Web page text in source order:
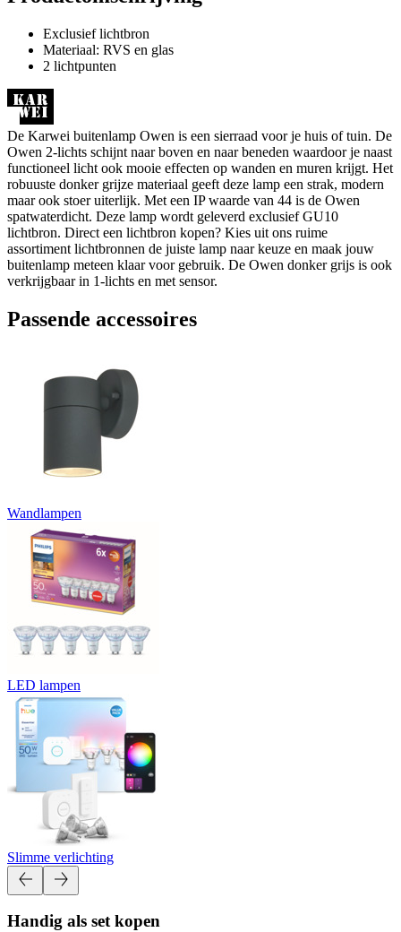
Exclusief lichtbron
Materiaal: RVS en glas
2 lichtpunten
De Karwei buitenlamp Owen is een sierraad voor je huis of tuin. De
Owen 2-lichts schijnt naar boven en naar beneden waardoor je naast
functioneel licht ook mooie effecten op wanden en muren krijgt. Het
robuuste donker grijze materiaal geeft deze lamp een strak, modern
maar ook stoer uiterlijk. Met een IP waarde van 44 is de Owen
spatwaterdicht. Deze lamp wordt geleverd exclusief GU10
lichtbron. Direct een lichtbron kopen? Kies uit ons ruime
assortiment lichtbronnen de juiste lamp naar keuze en maak jouw
buitenlamp meteen klaar voor gebruik. De Owen donker grijs is ook
verkrijgbaar in 1-lichts en met sensor.
Passende accessoires
Wandlampen
LED lampen
Slimme verlichting
Handig als set kopen